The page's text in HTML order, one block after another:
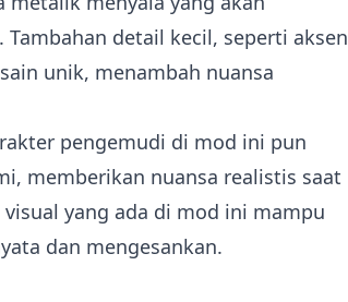
detail kecil, seperti aksen
unik, menambah nuansa
pengemudi di mod ini pun
memberikan nuansa realistis saat
yang ada di mod ini mampu
dan mengesankan.